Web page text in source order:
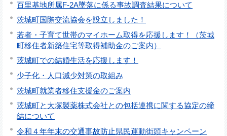
百里基地所属F-2A墜落に係る事故調査結果について
茨城町国際交流協会を設立しました！
若者・子育て世帯のマイホーム取得を応援します！（茨城
町移住者新築住宅等取得補助金のご案内）
茨城町での結婚生活を応援します！
少子化・人口減少対策の取組み
茨城町就業者移住支援金のご案内
茨城町と大塚製薬株式会社との包括連携に関する協定の締
結について
令和４年年末の交通事故防止県民運動街頭キャンペーン